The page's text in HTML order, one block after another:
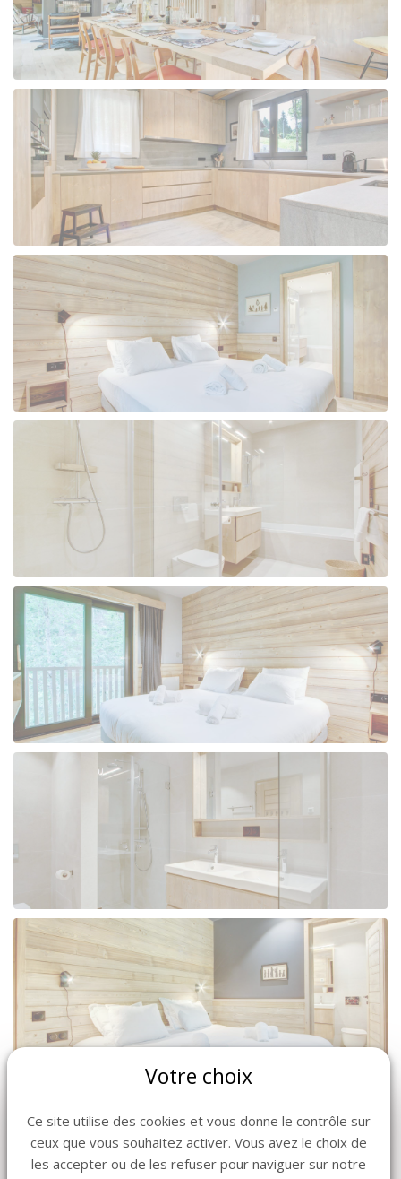
Votre choix
Ce site utilise des cookies et vous donne le contrôle sur
ceux que vous souhaitez activer. Vous avez le choix de
les accepter ou de les refuser pour naviguer sur notre